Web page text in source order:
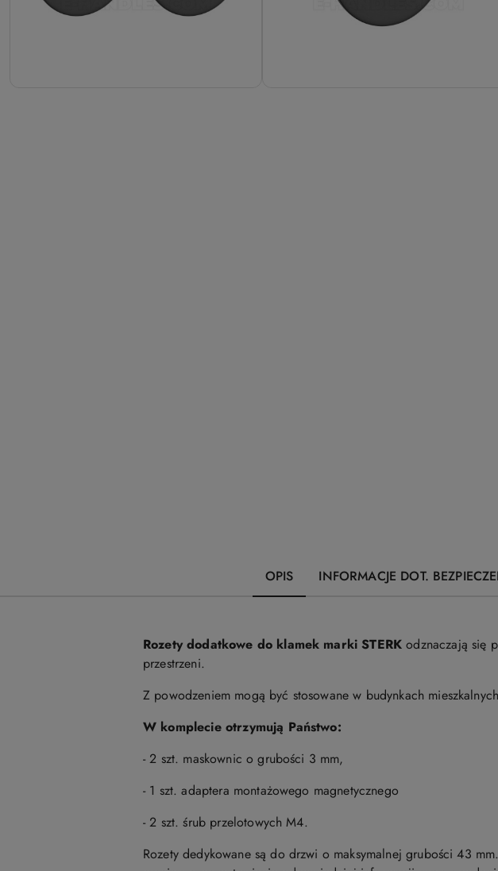
OPIS INFORMACJE DOT.
Rozety dodatkowe do klamek marki STERK odznaczają się
przestrzeni.
Z powodzeniem mogą być stosowane w budynkach
W komplecie otrzymują Państwo:
- 2 szt. maskownic o grubości 3 mm,
- 1 szt. adaptera montażowego magnetycznego
- 2 szt. śrub przelotowych M4.
Rozety dedykowane są do drzwi o maksymalnej grubości 43